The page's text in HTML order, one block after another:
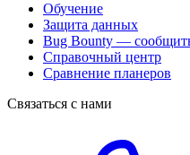
Обучение
Защита данных
Bug Bounty —
Справочный центр
Сравнение планеров
Связаться с нами